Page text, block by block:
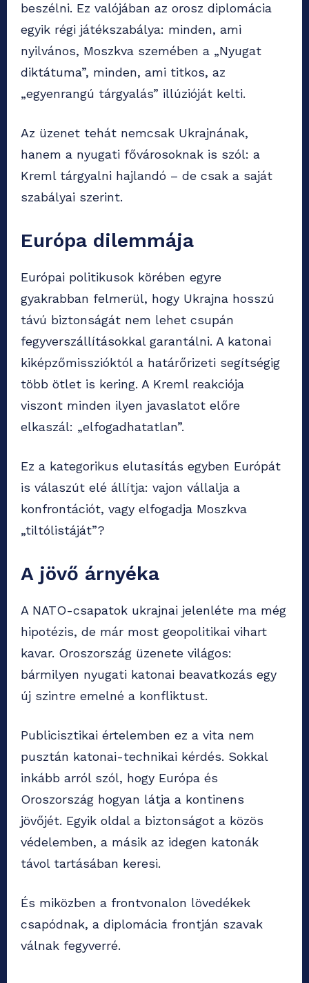
beszélni. Ez valójában az orosz diplomácia
egyik régi játékszabálya: minden, ami
nyilvános, Moszkva szemében a „Nyugat
diktátuma”, minden, ami titkos, az
„egyenrangú tárgyalás” illúzióját kelti.
Az üzenet tehát nemcsak Ukrajnának,
hanem a nyugati fővárosoknak is szól: a
Kreml tárgyalni hajlandó – de csak a saját
szabályai szerint.
Európa dilemmája
Európai politikusok körében egyre
gyakrabban felmerül, hogy Ukrajna hosszú
távú biztonságát nem lehet csupán
fegyverszállításokkal garantálni. A katonai
kiképzőmisszióktól a határőrizeti segítségig
több ötlet is kering. A Kreml reakciója
viszont minden ilyen javaslatot előre
elkaszál: „elfogadhatatlan”.
Ez a kategorikus elutasítás egyben Európát
is válaszút elé állítja: vajon vállalja a
konfrontációt, vagy elfogadja Moszkva
„tiltólistáját”?
A jövő árnyéka
A NATO-csapatok ukrajnai jelenléte ma még
hipotézis, de már most geopolitikai vihart
kavar. Oroszország üzenete világos:
bármilyen nyugati katonai beavatkozás egy
új szintre emelné a konfliktust.
Publicisztikai értelemben ez a vita nem
pusztán katonai-technikai kérdés. Sokkal
inkább arról szól, hogy Európa és
Oroszország hogyan látja a kontinens
jövőjét. Egyik oldal a biztonságot a közös
védelemben, a másik az idegen katonák
távol tartásában keresi.
És miközben a frontvonalon lövedékek
csapódnak, a diplomácia frontján szavak
válnak fegyverré.